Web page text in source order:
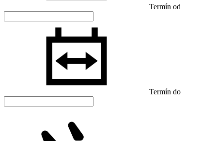
Termín od
Termín do